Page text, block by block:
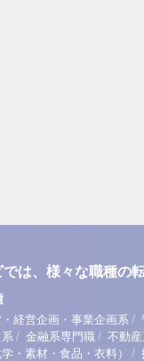
では、様々な職種の
経営企画・事業企画系 /
/ 金融系専門職 / 不動
学・素材・食品・衣料）
/